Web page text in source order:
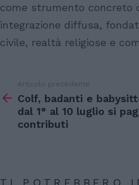
come strumento concreto
integrazione diffusa,
civile, realtà religiose e
di
Articolo precedente
Colf, badanti e
dal 1° al 10 luglio si
contributi
TI POTREBBERO